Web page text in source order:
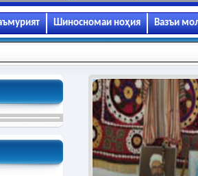
Шиносномаи ноҳия Вазъи